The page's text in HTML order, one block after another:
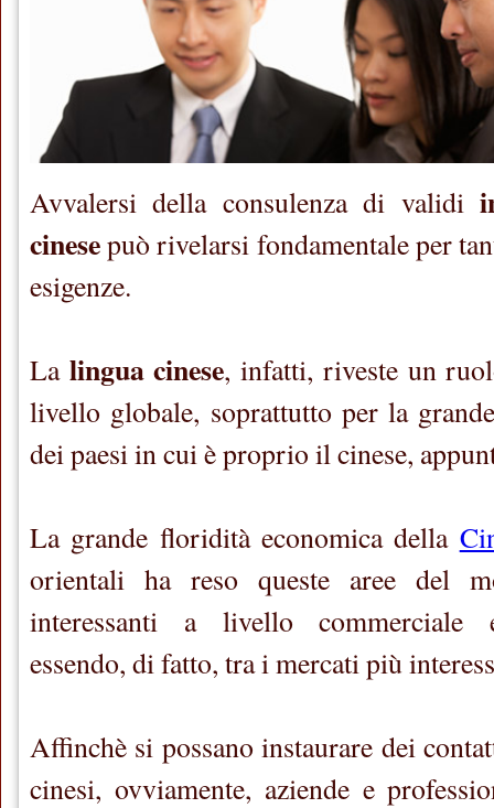
Avvalersi della consulenza di validi
cinesepuò rivelarsi fondamentale per
esigenze.
La lingua cinese, infatti, riveste un
livello globale, soprattutto per la
dei paesi in cui è proprio il cinese,
La grande floridità economica della
orientali ha reso queste aree del
interessanti a livello commerciale
essendo, di fatto, tra i mercati più
Affinchè si possano instaurare dei
cinesi, ovviamente, aziende e